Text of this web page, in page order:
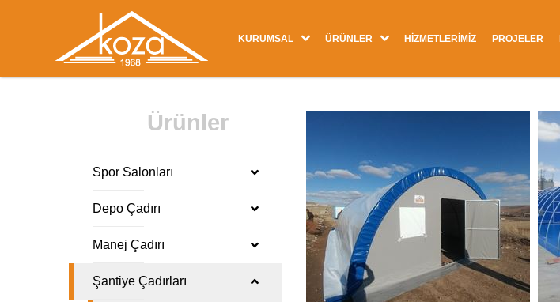
KURUMSAL ÜRÜNLER HİZMETLERİMİZ PROJELER
Ürünler
Spor Salonları
Depo Çadırı
Manej Çadırı
Şantiye Çadırları